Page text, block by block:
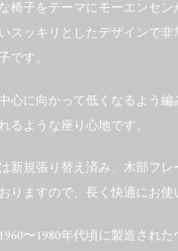
椅子をテーマにモーエンセン
スッキリとしたデザインで非
です。
心に向かって低くなるよう
るような座り心地です。
新規張り替え済み、木部フレ
りますので、長く快適にお使
〜1980年代頃に製造され